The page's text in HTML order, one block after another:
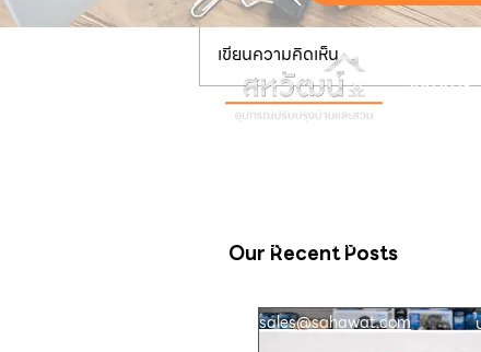
เขียนความคิดเห็น…
Our Recent Posts
วันทำการ:
กรุงเทพฯ 10260
sales@sahawat.com